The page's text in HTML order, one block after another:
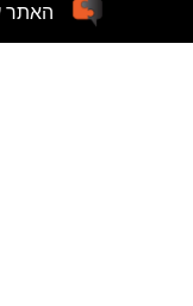
האתר עוצב